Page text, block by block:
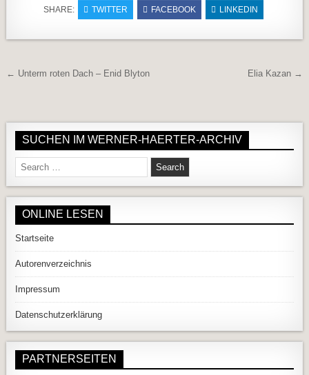
SHARE: TWITTER FACEBOOK LINKEDIN
Beitragsnavigation Elia Kazan →
← Unterm roten Dach – Enid Blyton
SUCHEN IM WERNER-HAERTER-ARCHIV
Search for:
ONLINE LESEN
Startseite
Autorenverzeichnis
Impressum
Datenschutzerklärung
PARTNERSEITEN